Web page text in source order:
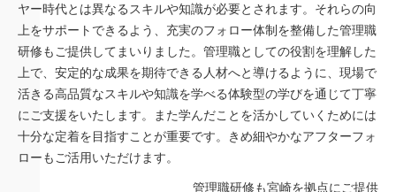
ヤー時代とは異なるスキルや知識が必要とされます。それらの向
上をサポートできるよう、充実のフォロー体制を整備した管理職
研修もご提供してまいりました。管理職としての役割を理解した
上で、安定的な成果を期待できる人材へと導けるように、現場で
活きる高品質なスキルや知識を学べる体験型の学びを通じて丁寧
にご支援をいたします。また学んだことを活かしていくためには
十分な定着を目指すことが重要です。きめ細やかなアフターフォ
ローもご活用いただけます。
管理職研修も宮崎を拠点にご提供